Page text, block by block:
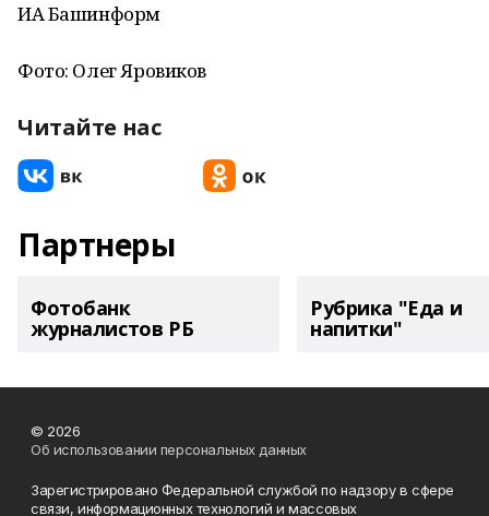
ИА Башинформ
Фото: Олег Яровиков
Читайте нас
Партнеры
Фотобанк
журналистов РБ
Рубрика "Еда и
напитки"
© 2026
Об использовании персональных данных
Зарегистрировано Федеральной службой по надзору в сфере
связи, информационных технологий и массовых